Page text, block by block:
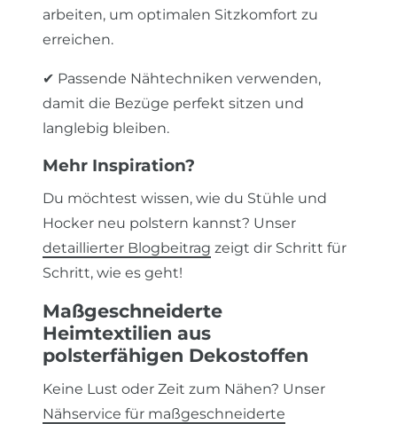
arbeiten, um optimalen Sitzkomfort zu
erreichen.
✔ Passende Nähtechniken verwenden,
damit die Bezüge perfekt sitzen und
langlebig bleiben.
Mehr Inspiration?
Du möchtest wissen, wie du Stühle und
Hocker neu polstern kannst? Unser
detaillierter Blogbeitrag zeigt dir Schritt für
Schritt, wie es geht!
Maßgeschneiderte
Heimtextilien aus
polsterfähigen Dekostoffen
Keine Lust oder Zeit zum Nähen? Unser
Nähservice für maßgeschneiderte